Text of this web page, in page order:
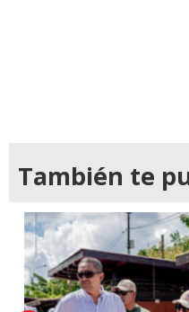
También te